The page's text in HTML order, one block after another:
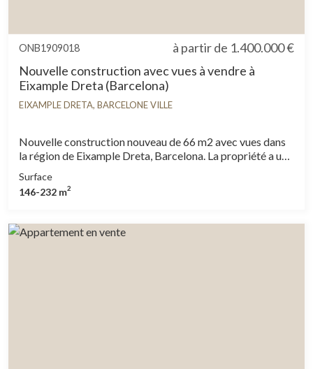
ONB1909018 à partir de 1.400.000 €
Nouvelle construction avec vues à vendre à
Eixample Dreta (Barcelona)
EIXAMPLE DRETA, BARCELONE VILLE
Nouvelle construction nouveau de 66 m2 avec vues dans
la région de Eixample Dreta, Barcelona. La propriété a un
climatisation, buanderie, balcon, chauffage et concierge.
Surface
146-232 m2